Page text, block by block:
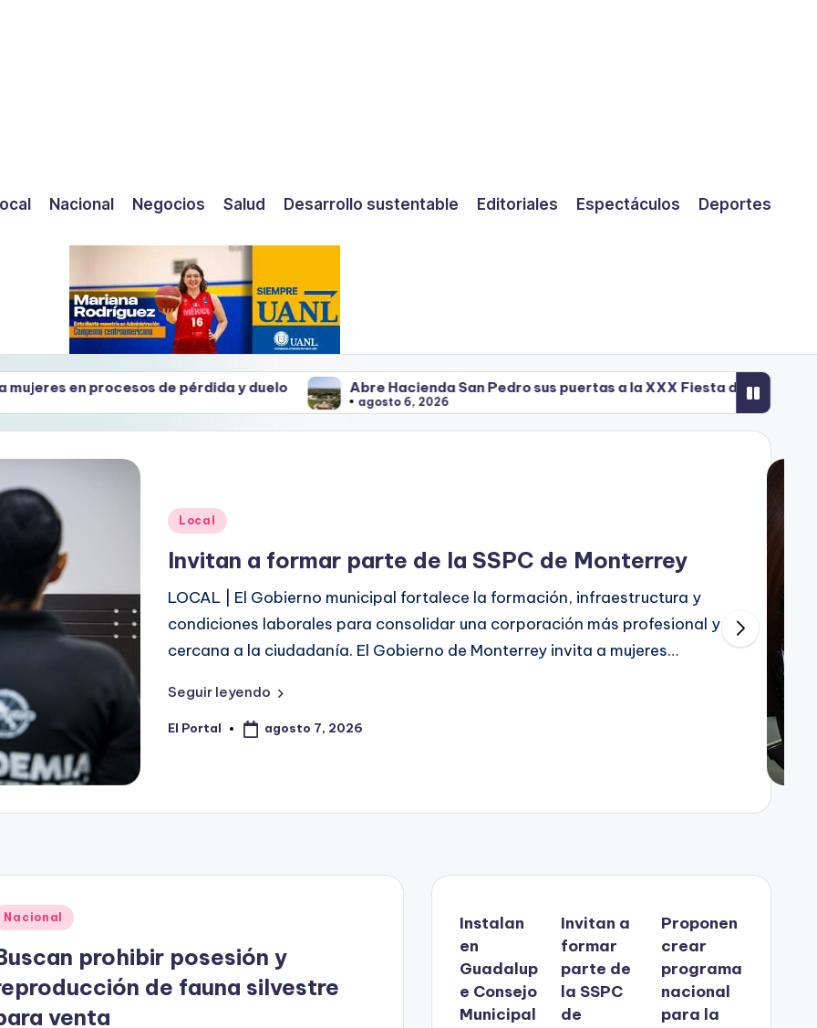
Nacional Negocios Salud Desarrollo sustentable Editoriales Espectáculos Deportes
de pérdida y duelo Abre Hacienda San Pedro sus puertas a la XXX Fiesta de la Cultura Regional
agosto 6, 2026
Publicado
Local
Invitan a formar parte de la SSPC de Monterrey
LOCAL | El Gobierno municipal fortalece la formación, infraestructura y
condiciones laborales para consolidar una corporación más profesional y
cercana a la ciudadanía. El Gobierno de Monterrey invita a mujeres…
Seguir leyendo
Publicado
El Portal agosto 7, 2026
Nacional
prohibir posesión y
de fauna silvestre
venta
Instalan
en
Guadalup
e Consejo
Municipal
Invitan a
formar
parte de
la SSPC
de
Proponen
crear
programa
nacional
para la